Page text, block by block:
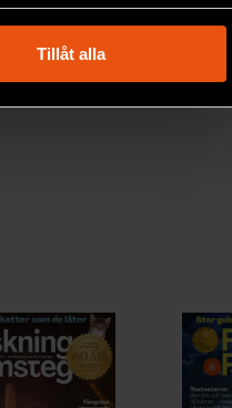
. Du kan ändra
tjänster.
Tillåt alla
rymden
Den första